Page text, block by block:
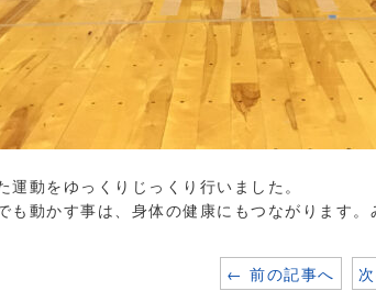
運動をゆっくりじっくり行いました。
も動かす事は、身体の健康にもつながります。
← 前の記事へ